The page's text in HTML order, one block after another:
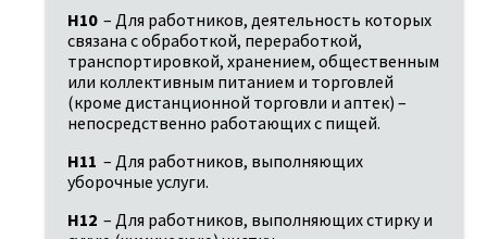
H10 – Для работников, деятельность которых
связана с обработкой, переработкой,
транспортировкой, хранением, общественным
или коллективным питанием и торговлей
(кроме дистанционной торговли и аптек) –
непосредственно работающих с пищей.
H11 – Для работников, выполняющих
уборочные услуги.
H12 – Для работников, выполняющих стирку и